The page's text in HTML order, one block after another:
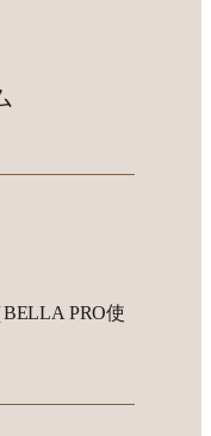
PRO使